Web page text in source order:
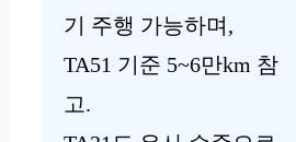
기 주행 가능하며,
TA51 기준 5~6만km 참
고.